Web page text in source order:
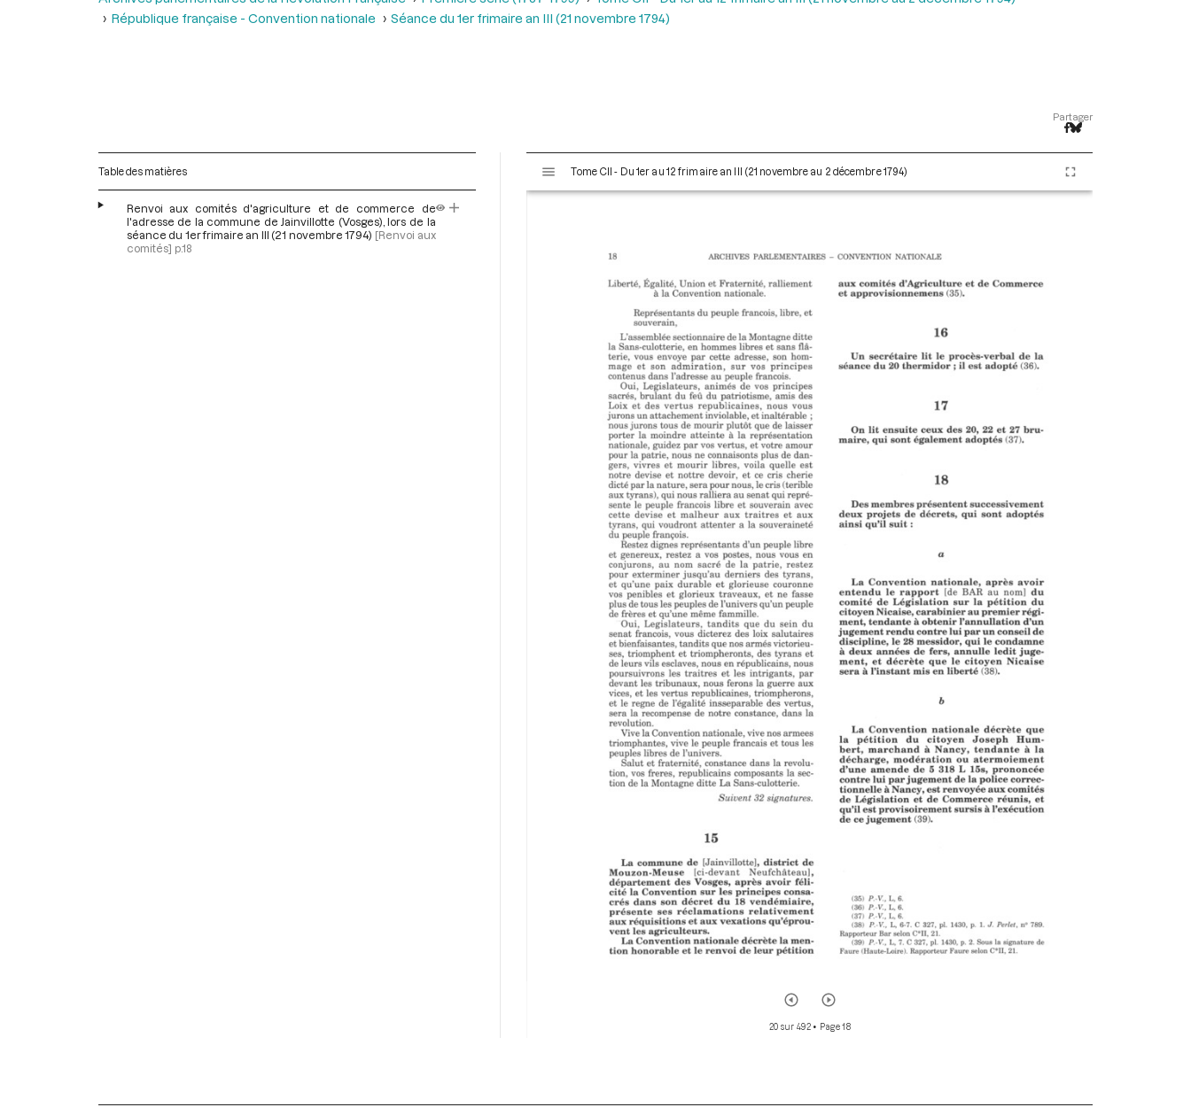
République française - Convention nationale
Séance du 1er frimaire an III (21 novembre 1794)
Partager
Table des matières
Renvoi aux comités d'agriculture et de commerce de
l'adresse de la commune de Jainvillotte (Vosges), lors de la
séance du 1er frimaire an III (21 novembre 1794) [Renvoi aux
comités] p.18
s
Tome CII - Du 1er au 12 frimaire an III (21 novembre au 2 décembre 1794)
20 sur 492• Page 18